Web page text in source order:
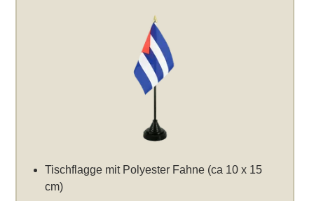
Tischflagge mit Polyester Fahne (ca 10 x 15
cm)